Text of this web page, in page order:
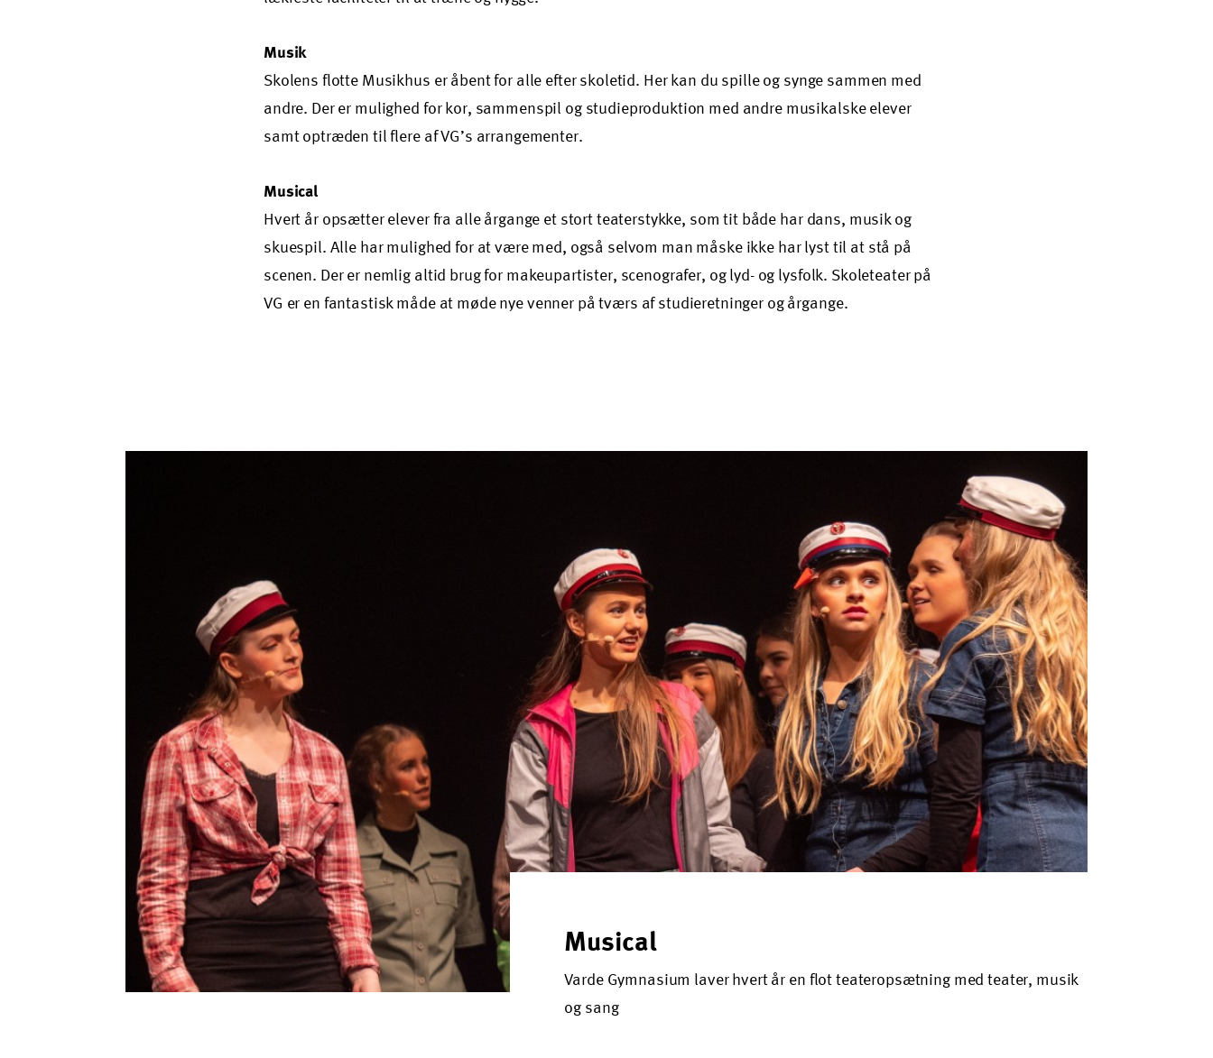
Musik
Skolens flotte Musikhus er åbent for alle efter skoletid. Her kan du spille og synge sammen med
andre. Der er mulighed for kor, sammenspil og studieproduktion med andre musikalske elever
samt optræden til flere af VG’s arrangementer.
Musical
Hvert år opsætter elever fra alle årgange et stort teaterstykke, som tit både har dans, musik og
skuespil. Alle har mulighed for at være med, også selvom man måske ikke har lyst til at stå på
scenen. Der er nemlig altid brug for makeupartister, scenografer, og lyd- og lysfolk. Skoleteater på
VG er en fantastisk måde at møde nye venner på tværs af studieretninger og årgange.
Musical
Varde Gymnasium laver hvert år en flot teateropsætning med teater, musik
og sang